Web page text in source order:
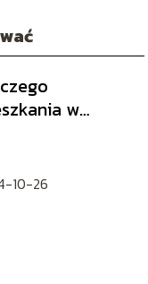
w
10-26